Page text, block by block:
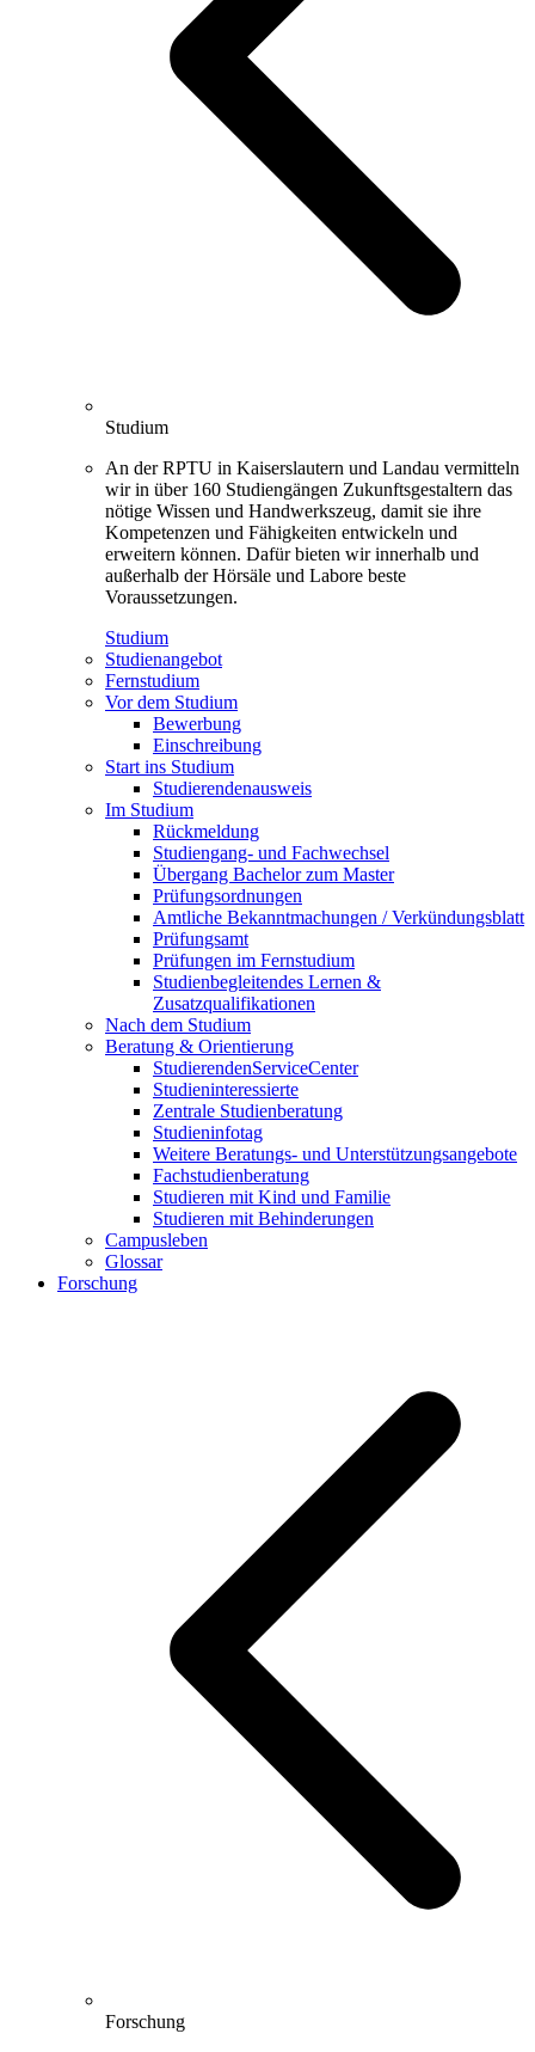
Studium
An der RPTU in Kaiserslautern und Landau vermitteln
wir in über 160 Studiengängen Zukunftsgestaltern das
nötige Wissen und Handwerkszeug, damit sie ihre
Kompetenzen und Fähigkeiten entwickeln und
erweitern können. Dafür bieten wir innerhalb und
außerhalb der Hörsäle und Labore beste
Voraussetzungen.
Studium
Studienangebot
Fernstudium
Vor dem Studium
Bewerbung
Einschreibung
Start ins Studium
Studierendenausweis
Im Studium
Rückmeldung
Studiengang- und Fachwechsel
Übergang Bachelor zum Master
Prüfungsordnungen
Amtliche Bekanntmachungen / Verkündungsblatt
Prüfungsamt
Prüfungen im Fernstudium
Studienbegleitendes Lernen &
Zusatzqualifikationen
Nach dem Studium
Beratung & Orientierung
StudierendenServiceCenter
Studieninteressierte
Zentrale Studienberatung
Studieninfotag
Weitere Beratungs- und Unterstützungsangebote
Fachstudienberatung
Studieren mit Kind und Familie
Studieren mit Behinderungen
Campusleben
Glossar
Forschung
Forschung